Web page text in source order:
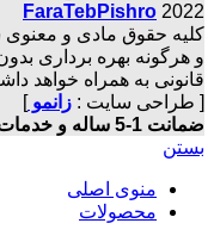
FaraTebPishro 2022
کلیه حقوق مادی و
و هرگونه بهره برداری
قانونی به همراه خواهد
[ طراحی سایت : زانمو]
ضمانت 1-5 ساله و خدمات پس از فروش
بستن
منوی اصلی
محصولات